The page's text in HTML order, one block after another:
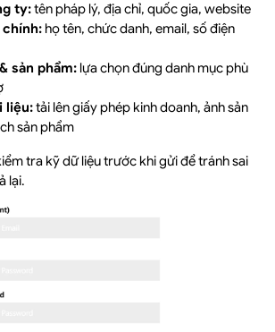
ty:tên pháp lý, địa chỉ, quốc gia, website
chính: họ tên, chức danh, email, số điện
sản phẩm: lựa chọn đúng danh mục phù
liệu:tải lên giấy phép kinh doanh, ảnh sản
sản phẩm
tra kỹ dữ liệu trước khi gửi để tránh sai
lại.